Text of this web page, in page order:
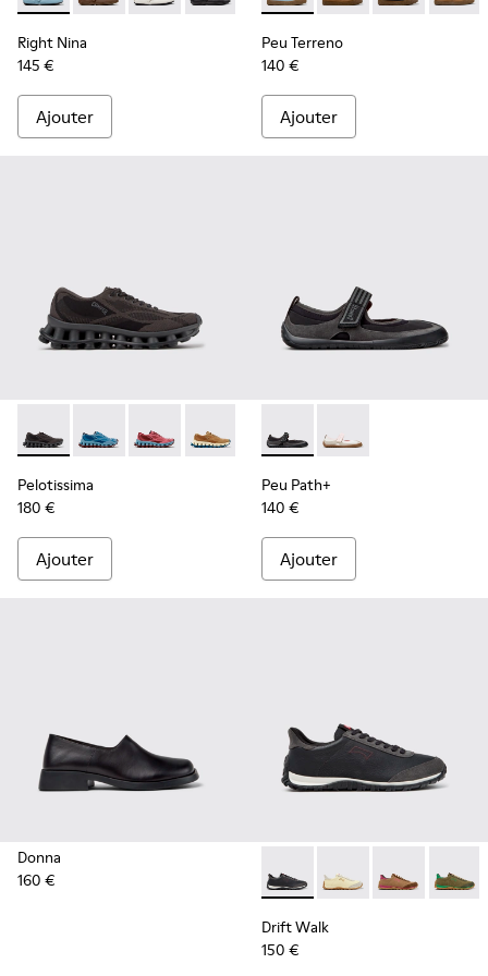
Right Nina
145 €
Ajouter
Peu Terreno
140 €
Ajouter
Pelotissima - K201922-006 - Baskets noires et grises en
Pelotissima - K201922-011 - Baskets bleues en
Pelotissima - K201922-010 - Baskets
Pelotissima - K201922-007 - Baskets
Pelotissima
180 €
Ajouter
Peu Path+ - K201987-001 -
Peu Path+ -
Peu Path+
140 €
Ajouter
Donna
160 €
Drift Walk - K201885-009 -
Drift Walk -Drift Walk -
Drift
Drift Walk
150 €